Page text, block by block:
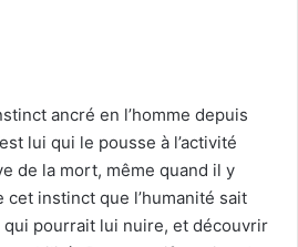
ancré en l’homme depuis
lui qui le pousse à l’activité
de la mort, même quand il y
cet instinct que l’humanité sait
pourrait lui nuire, et découvrir